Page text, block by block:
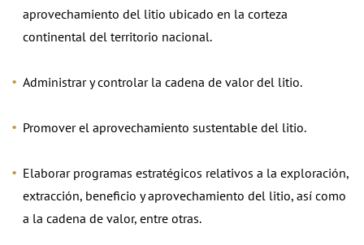
aprovechamiento del litio ubicado en la corteza
continental del territorio nacional.
Administrar y controlar la cadena de valor del litio.
Promover el aprovechamiento sustentable del litio.
Elaborar programas estratégicos relativos a la exploración,
extracción, beneficio y aprovechamiento del litio, así como
a la cadena de valor, entre otras.